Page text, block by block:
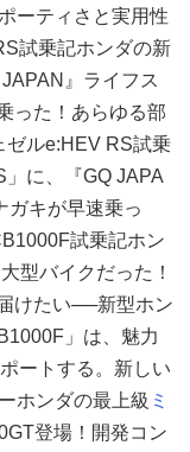
ーティさと実用性
試乗記ホンダの新
』ライフス
った！あらゆる部
ルe:HEV RS試乗
に、『GQ JAPA
ガキが早速乗っ
試乗記ホン
型バイクだった！
けたい──新型ホン
」は、魅力
ートする。新しい
ホンダの最上級 ミ
登場！開発コン